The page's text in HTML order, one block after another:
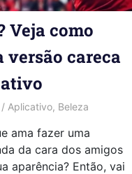
Veja como
versão careca
Aplicativo, Beleza
ama fazer uma
da cara dos amigos
aparência? Então, vai